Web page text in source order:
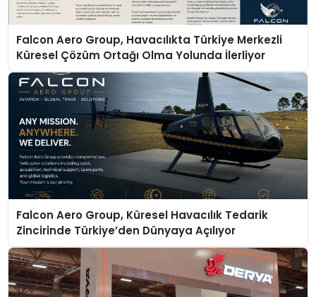
Falcon Aero Group, Havacılıkta Türkiye Merkezli
Küresel Çözüm Ortağı Olma Yolunda İlerliyor
Falcon Aero Group, Küresel Havacılık Tedarik
Zincirinde Türkiye’den Dünyaya Açılıyor